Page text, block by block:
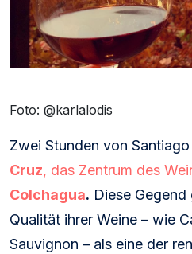
Foto: @karlalodis
Zwei Stunden von
Cruz, das Zentrum des
Colchagua. Diese
Qualität ihrer Weine – wie
Sauvignon – als eine der